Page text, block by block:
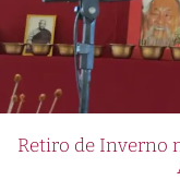
Retiro de Inverno